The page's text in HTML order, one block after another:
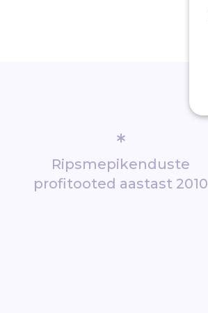
*
Ripsmepikenduste
profitooted aastast 2010